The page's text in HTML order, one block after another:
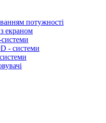
потужності
екраном
- системи